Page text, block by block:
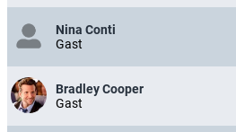
Nina Conti
Gast
Bradley Cooper
Gast